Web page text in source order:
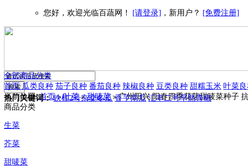
您好，欢迎光临百蔬网！ [请登录] ，新用户？ [免费注册]
热门关键词： 铁柱2号杂交冬瓜 香芋南瓜 汇丰二号早熟青椒
全部商品分类
首页 瓜类良种 茄子良种 番茄良种 辣椒良种 豆类良种 甜糯玉米 叶菜
当前位置:首页 > 叶菜 > 甜唛菜 >广州阳兴 阳春四季花芽甜唛菜种子
商品分类
生菜
芥菜
甜唛菜